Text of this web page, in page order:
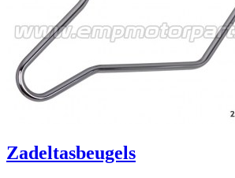
Zadeltasbeugels